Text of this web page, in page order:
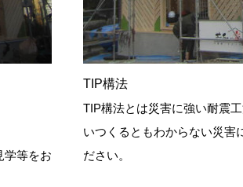
学等をお
TIP構法
TIP構法とは災害に強い耐震
いつくるともわからない災害
ださい。